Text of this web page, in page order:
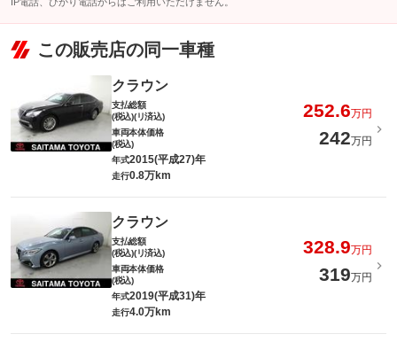
この販売店の同一車種
クラウン
支払総額
(税込)(リ済込)
252.6万円
車両本体価格
(税込)
242万円
年式2015(平成27)年
走行0.8万km
クラウン
支払総額
(税込)(リ済込)
328.9万円
車両本体価格
(税込)
319万円
年式2019(平成31)年
走行4.0万km